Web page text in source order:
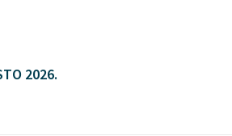
2026.